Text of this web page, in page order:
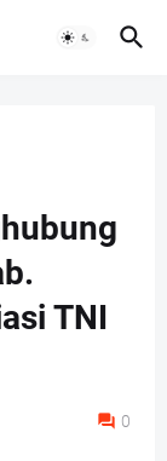
TNI
0